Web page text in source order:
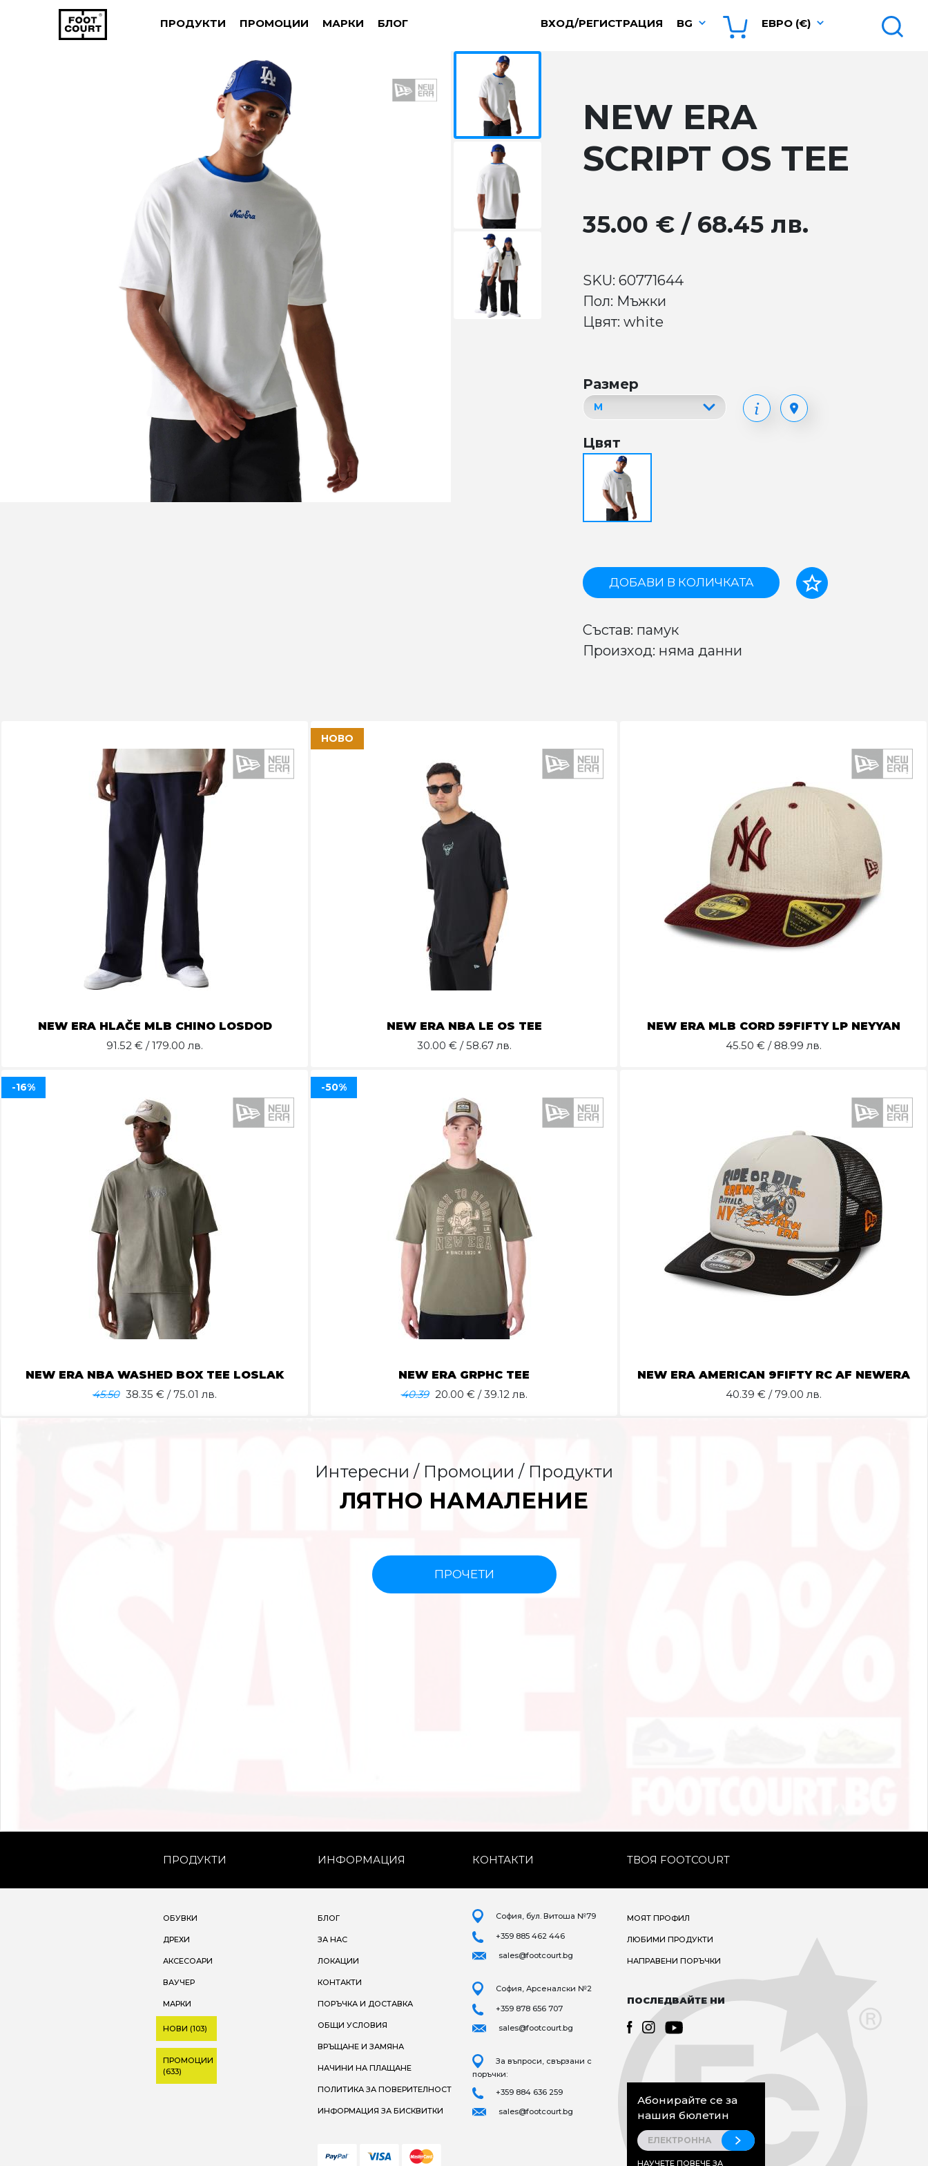
ПРОДУКТИ ПРОМОЦИИ МАРКИ БЛОГ ВХОД/РЕГИСТРАЦИЯ BG ЕВРО (€)
NEW ERA
SCRIPT OS TEE
35.00 € / 68.45 лв.
SKU: 60771644
Пол: Мъжки
Цвят: white
Размер
Цвят
ДОБАВИ В КОЛИЧКАТА
Състав: памук
Произход: няма данни
NEW ERA HLAČE MLB CHINO LOSDOD
91.52 € / 179.00 лв.
NEW ERA NBA LE OS TEE
30.00 € / 58.67 лв.
НОВО
NEW ERA MLB CORD 59FIFTY LP NEYYAN
45.50 € / 88.99 лв.
NEW ERA NBA WASHED BOX TEE LOSLAK
45.50 38.35 € / 75.01 лв.
-16%
NEW ERA GRPHC TEE
40.39 20.00 € / 39.12 лв.
-50%
NEW ERA AMERICAN 9FIFTY RC AF NEWERA
40.39 € / 79.00 лв.
Интересни / Промоции / Продукти
ЛЯТНО НАМАЛЕНИЕ
ПРОЧЕТИ
ПРОДУКТИ ИНФОРМАЦИЯ КОНТАКТИ ТВОЯ FOOTCOURT
ОБУВКИ
ДРЕХИ
АКСЕСОАРИ
ВАУЧЕР
МАРКИ
НОВИ (103)
ПРОМОЦИИ
(633)
БЛОГ
ЗА НАС
ЛОКАЦИИ
КОНТАКТИ
ПОРЪЧКА И ДОСТАВКА
ОБЩИ УСЛОВИЯ
ВРЪЩАНЕ И ЗАМЯНА
НАЧИНИ НА ПЛАЩАНЕ
ПОЛИТИКА ЗА ПОВЕРИТЕЛНОСТ
ИНФОРМАЦИЯ ЗА БИСКВИТКИ
София, бул. Витоша №79
+359 885 462 446
sales@footcourt.bg
София, Арсеналски №2
+359 878 656 707
sales@footcourt.bg
За въпроси, свързани с
поръчки:
+359 884 636 259
sales@footcourt.bg
МОЯТ ПРОФИЛ
ЛЮБИМИ ПРОДУКТИ
НАПРАВЕНИ ПОРЪЧКИ
ПОСЛЕДВАЙТЕ НИ
Абонирайте се за
нашия бюлетин
НАУЧЕТЕ ПОВЕЧЕ ЗА